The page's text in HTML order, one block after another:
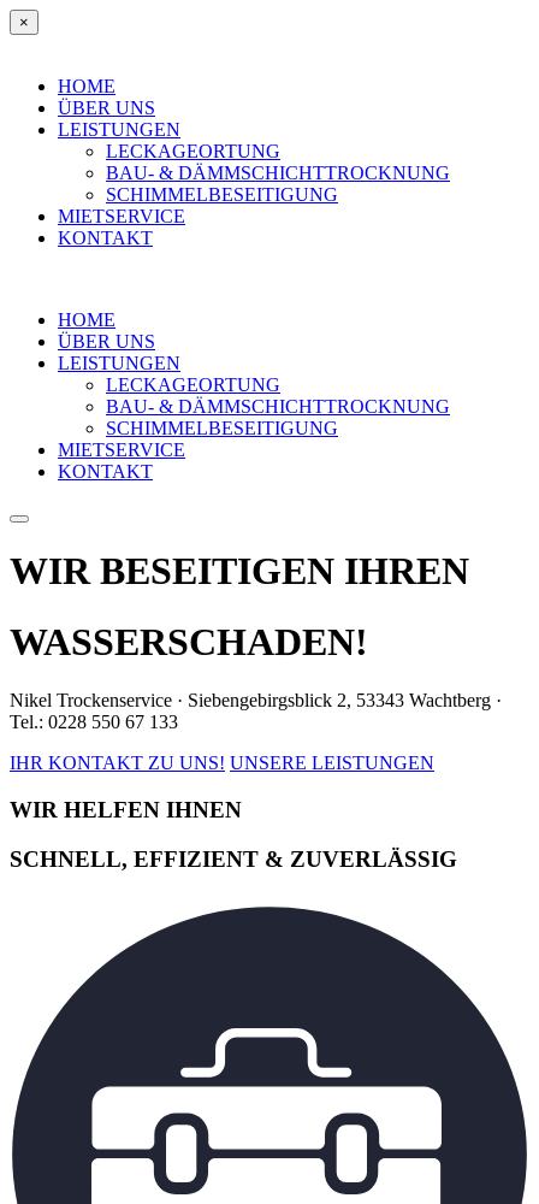
×
HOME
ÜBER UNS
LEISTUNGEN
LECKAGEORTUNG
BAU- & DÄMMSCHICHTTROCKNUNG
SCHIMMELBESEITIGUNG
MIETSERVICE
KONTAKT
HOME
ÜBER UNS
LEISTUNGEN
LECKAGEORTUNG
BAU- & DÄMMSCHICHTTROCKNUNG
SCHIMMELBESEITIGUNG
MIETSERVICE
KONTAKT
WIR BESEITIGEN IHREN
WASSERSCHADEN!
Nikel Trockenservice · Siebengebirgsblick 2, 53343 Wachtberg ·
Tel.: 0228 550 67 133
IHR KONTAKT ZU UNS! UNSERE LEISTUNGEN
WIR HELFEN IHNEN
SCHNELL, EFFIZIENT & ZUVERLÄSSIG